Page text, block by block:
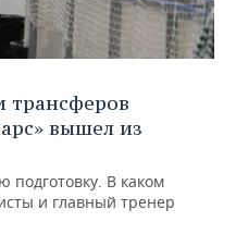
трансферов
вышел из
подготовку. В каком
и главный тренер